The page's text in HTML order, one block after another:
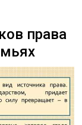
права